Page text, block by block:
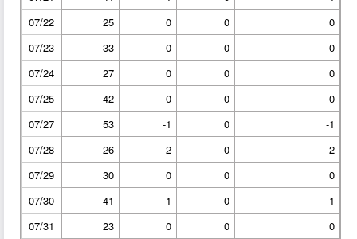
07/22
25 0 0
0
07/23
33 0 0
0
07/24
27 0 0
0
07/25
42 0 0
0
07/27
53 -1 0
-1
07/28
26 2 0
2
07/29
30 0 0
0
07/30
41 1 0
1
07/31
23 0 0 0